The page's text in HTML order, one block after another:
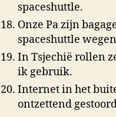
spaceshuttle.
Onze Pa zijn
spaceshuttle
In Tsjechië rollen
ik gebruik.
Internet in het
ontzettend